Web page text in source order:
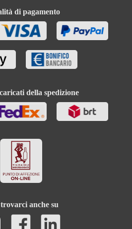
di pagamento
della spedizione
anche su